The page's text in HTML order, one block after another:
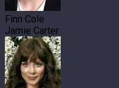
Finn Cole
Jamie Carter